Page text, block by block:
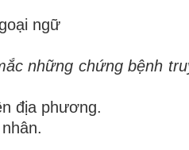
ngữ
những chứng bệnh
địa phương.